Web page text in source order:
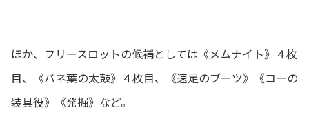
ほか、フリースロットの候補としては《メムナイト》４枚
目、《バネ葉の太鼓》４枚目、《速足のブーツ》《コーの
装具役》《発掘》など。